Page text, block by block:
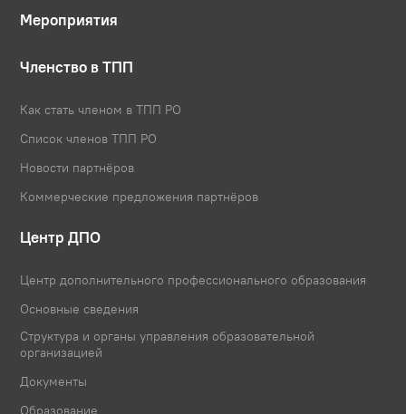
Мероприятия
Членство в ТПП
Как стать членом в ТПП РО
Список членов ТПП РО
Новости партнёров
Коммерческие предложения партнёров
Центр ДПО
Центр дополнительного профессионального образования
Основные сведения
Структура и органы управления образовательной
организацией
Документы
Образование